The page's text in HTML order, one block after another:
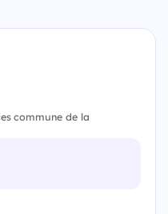
commune de la